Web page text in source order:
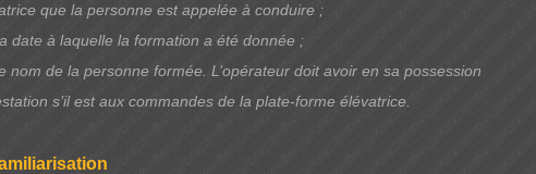
que la personne est appelée à conduire ;
date à laquelle la formation a été donnée ;
nom de la personne formée. L’opérateur doit avoir en sa possession
s’il est aux commandes de la plate-forme élévatrice.